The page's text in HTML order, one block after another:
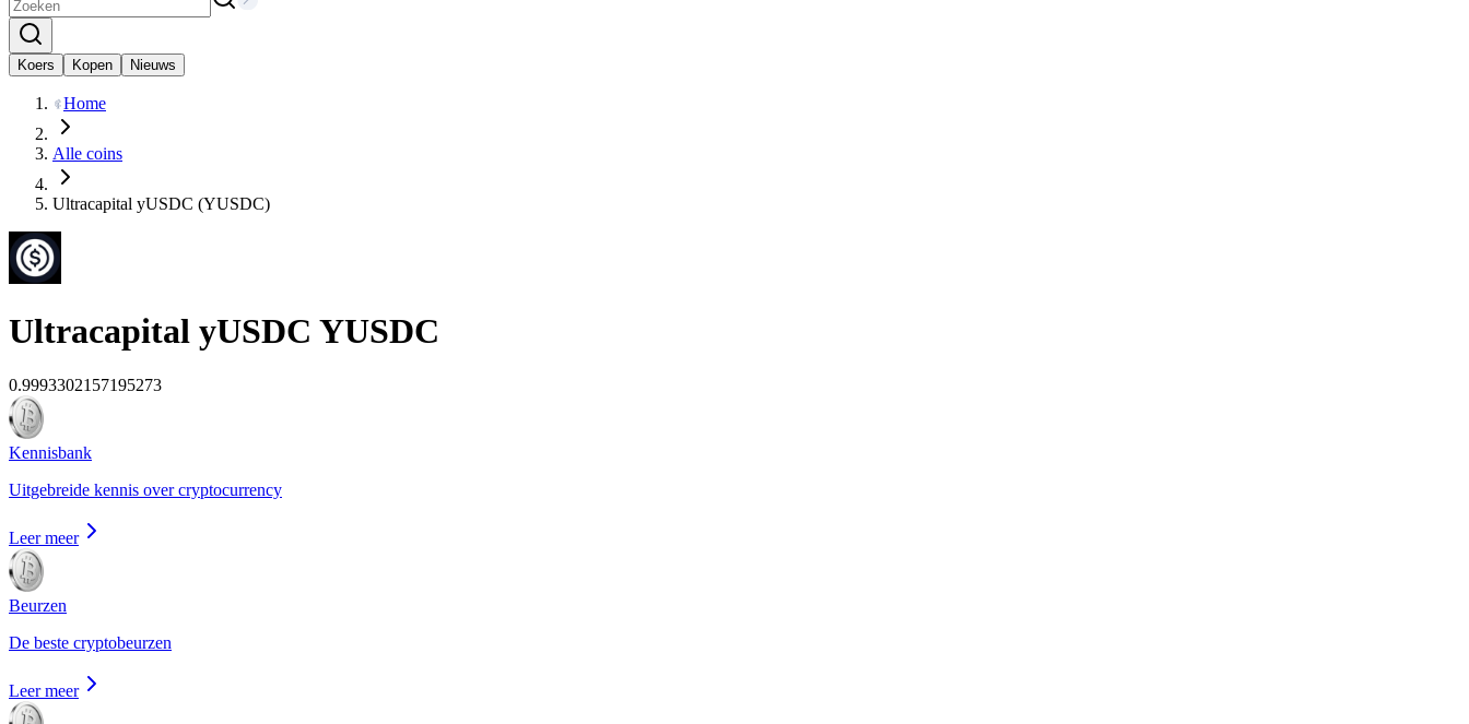
Koers Kopen Nieuws
Home
Alle coins
Ultracapital yUSDC (YUSDC)
Ultracapital yUSDC YUSDC
0.9993302157195273
Kennisbank
Uitgebreide kennis over cryptocurrency
Leer meer
Beurzen
De beste cryptobeurzen
Leer meer